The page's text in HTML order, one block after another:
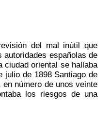
del mal inútil que
españolas de
ciudad oriental se hallaba
julio de 1898 Santiago de
número de unos veinte
los riesgos de una